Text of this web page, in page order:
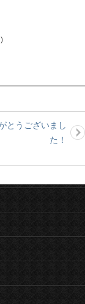
とうございまし
た！